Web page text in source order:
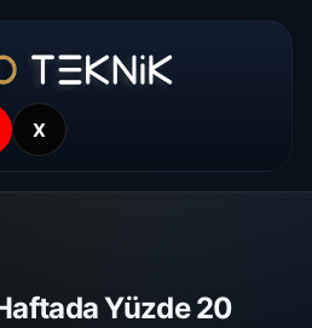
X
Yüzde 20